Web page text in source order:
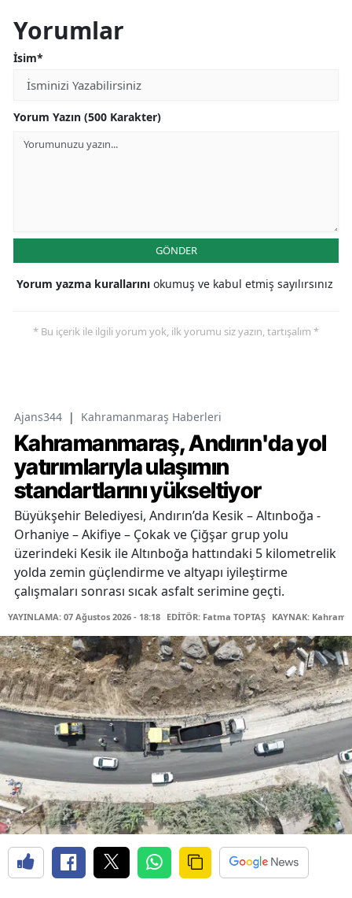
Yorumlar
İsim*
Yorum Yazın (500 Karakter)
GÖNDER
Yorum yazma kurallarını okumuş ve kabul etmiş sayılırsınız
* Bu içerik ile ilgili yorum yok, ilk yorumu siz yazın, tartışalım *
Ajans344 | Kahramanmaraş Haberleri
Kahramanmaraş, Andırın'da yol
yatırımlarıyla ulaşımın
standartlarını yükseltiyor
Büyükşehir Belediyesi, Andırın’da Kesik – Altınboğa -
Orhaniye – Akifiye – Çokak ve Çiğşar grup yolu
üzerindeki Kesik ile Altınboğa hattındaki 5 kilometrelik
yolda zemin güçlendirme ve altyapı iyileştirme
çalışmaları sonrası sıcak asfalt serimine geçti.
YAYINLAMA: 07 Ağustos 2026 - 18:18 EDİTÖR: Fatma TOPTAŞ KAYNAK: